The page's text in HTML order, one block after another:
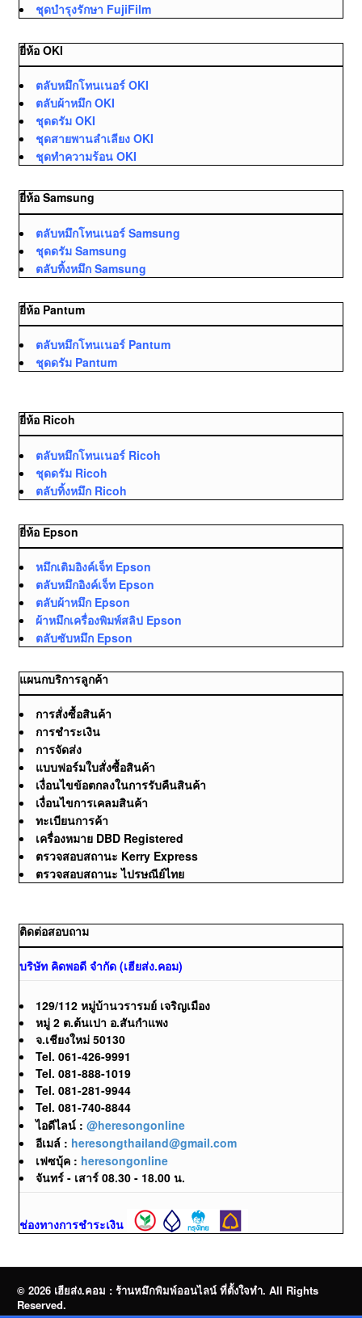
ชุดบำรุงรักษา FujiFilm
ยี่ห้อ OKI
ตลับหมึกโทนเนอร์ OKI
ตลับผ้าหมึก OKI
ชุดดรัม OKI
ชุดสายพานลำเลียง OKI
ชุดทำความร้อน OKI
ยี่ห้อ Samsung
ตลับหมึกโทนเนอร์ Samsung
ชุดดรัม Samsung
ตลับทิ้งหมึก Samsung
ยี่ห้อ Pantum
ตลับหมึกโทนเนอร์ Pantum
ชุดดรัม Pantum
ยี่ห้อ Ricoh
ตลับหมึกโทนเนอร์ Ricoh
ชุดดรัม Ricoh
ตลับทิ้งหมึก Ricoh
ยี่ห้อ Epson
หมึกเติมอิงค์เจ็ท Epson
ตลับหมึกอิงค์เจ็ท Epson
ตลับผ้าหมึก Epson
ผ้าหมึกเครื่องพิมพ์สลิป Epson
ตลับซับหมึก Epson
แผนกบริการลูกค้า
การสั่งซื้อสินค้า
การชำระเงิน
การจัดส่ง
แบบฟอร์มใบสั่งซื้อสินค้า
เงื่อนไขข้อตกลงในการรับคืนสินค้า
เงื่อนไขการเคลมสินค้า
ทะเบียนการค้า
เครื่องหมาย DBD Registered
ตรวจสอบสถานะ Kerry Express
ตรวจสอบสถานะ ไปรษณีย์ไทย
ติดต่อสอบถาม
บริษัท คิดพอดี จำกัด (เฮียส่ง.คอม)
129/112 หมู่บ้านวรารมย์ เจริญเมือง
หมู่ 2 ต.ต้นเปา อ.สันกำแพง
จ.เชียงใหม่ 50130
Tel. 061-426-9991
Tel. 081-888-1019
Tel. 081-281-9944
Tel. 081-740-8844
ไอดีไลน์ : @heresongonline
อีเมล์ : heresongthailand@gmail.com
เฟซบุ้ค : heresongonline
จันทร์ - เสาร์ 08.30 - 18.00 น.
ช่องทางการชำระเงิน
© 2026 เฮียส่ง.คอม : ร้านหมึกพิมพ์ออนไลน์ ที่ตั้งใจทำ. All Rights
Reserved.